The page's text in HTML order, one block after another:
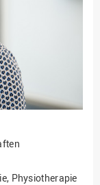
Physiotherapie